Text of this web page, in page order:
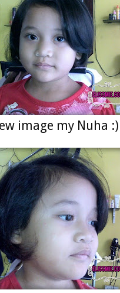
image my Nuha :)